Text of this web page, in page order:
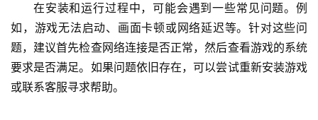
在安装和运行过程中，可能会遇到一些常见问题。例
如，游戏无法启动、画面卡顿或网络延迟等。针对这些问
题，建议首先检查网络连接是否正常，然后查看游戏的系统
要求是否满足。如果问题依旧存在，可以尝试重新安装游戏
或联系客服寻求帮助。